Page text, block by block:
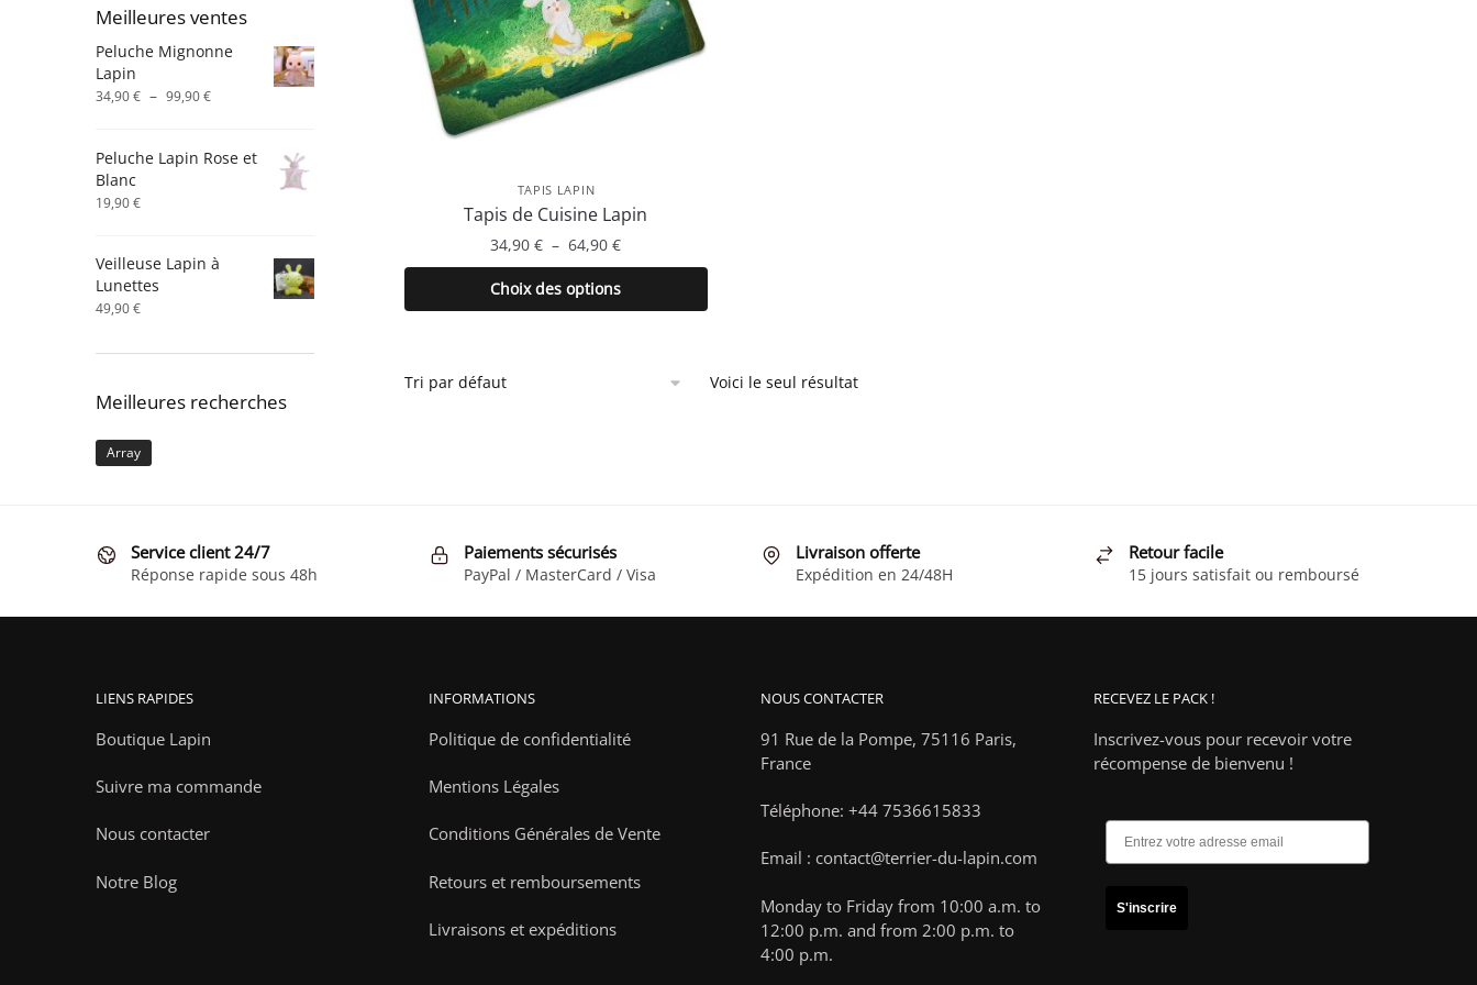
TAPIS LAPIN
Tapis de Cuisine Lapin
34,90€ – 64,90€Plage
de
prix :
34,90 €
Choix des options
Ce
produit
sur
la
page
Voici le seul résultat
Meilleures ventes
Peluche Mignonne
Lapin
34,90€ – 99,90€Plage
34,90 €
Peluche Lapin Rose et
Blanc
19,90€
Veilleuse Lapin à
Lunettes
49,90€
Meilleures recherches
Array
Service client 24/7
Réponse rapide sous 48h
Paiements sécurisés
PayPal / MasterCard / Visa
Livraison offerte
Expédition en 24/48H
Retour facile
15 jours satisfait ou remboursé
LIENS RAPIDES
Boutique Lapin
Suivre ma commande
Nous contacter
Notre Blog
INFORMATIONS
Politique de confidentialité
Mentions Légales
Conditions Générales de Vente
Retours et remboursements
Livraisons et expéditions
NOUS CONTACTER
91 Rue de la Pompe, 75116 Paris,
France
Téléphone: +44 7536615833
Email : contact@terrier-du-lapin.com
Monday to Friday from 10:00 a.m. to
12:00 p.m. and from 2:00 p.m. to
4:00 p.m.
RECEVEZ LE PACK !
Inscrivez-vous pour recevoir votre
récompense de bienvenu !
S'inscrire